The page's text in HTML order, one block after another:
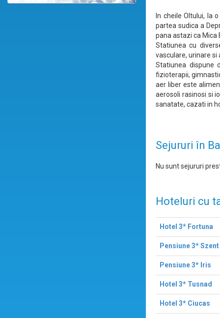
In cheile Oltului, la
partea sudica a
pana astazi ca Mica
Statiunea cu
vasculare, urinare si
Statiunea dispune
fizioterapii,
aer liber este
aerosoli rasinosi si
sanatate, cazati in
Sejururi în
Nu sunt sejururi
Hoteluri cu
Hotel 3* Fortuna
Pensiune 3*
Pensiune 3* Iris
Hotel 3* Tusnad
Hotel 3* Ciucas